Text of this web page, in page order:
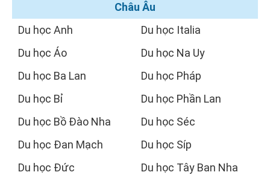
Châu Âu
Du học Anh
Du học Áo
Du học Ba Lan
Du học Bỉ
Du học Bồ Đào Nha
Du học Đan Mạch
Du học Đức
Du học Italia
Du học Na Uy
Du học Pháp
Du học Phần Lan
Du học Séc
Du học Síp
Du học Tây Ban Nha